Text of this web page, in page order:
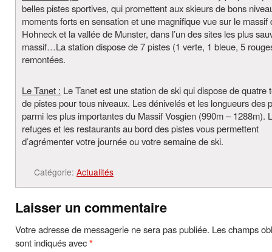
belles pistes sportives, qui promettent aux skieurs de bons
moments forts en sensation et une magnifique vue sur le massif
Hohneck et la vallée de Munster, dans l’un des sites les plus
massif…La station dispose de 7 pistes (1 verte, 1 bleue, 5
remontées.
Le Tanet : Le Tanet est une station de ski qui dispose de quatre
de pistes pour tous niveaux. Les dénivelés et les longueurs des
parmi les plus importantes du Massif Vosgien (990m – 1288m).
refuges et les restaurants au bord des pistes vous permettent
d’agrémenter votre journée ou votre semaine de ski.
Catégorie: Actualités
Laisser un commentaire
Votre adresse de messagerie ne sera pas publiée. Les champs
sont indiqués avec*